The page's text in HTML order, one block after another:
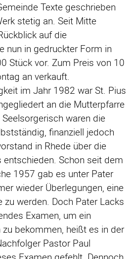
Texte geschrieben
stetig an. Seit Mitte
auf die
nun in gedruckter Form in
Stück vor. Zum Preis von 10
an verkauft.
im Jahr 1982 war St. Pius
an die Mutterpfarre
waren die
finanziell jedoch
in Rhede über die
entschieden. Schon seit dem
1957 gab es unter Pater
wieder Überlegungen, eine
zu werden. Doch Pater Lacks
Examen, um ein
bekommen, heißt es in der
Pastor Paul